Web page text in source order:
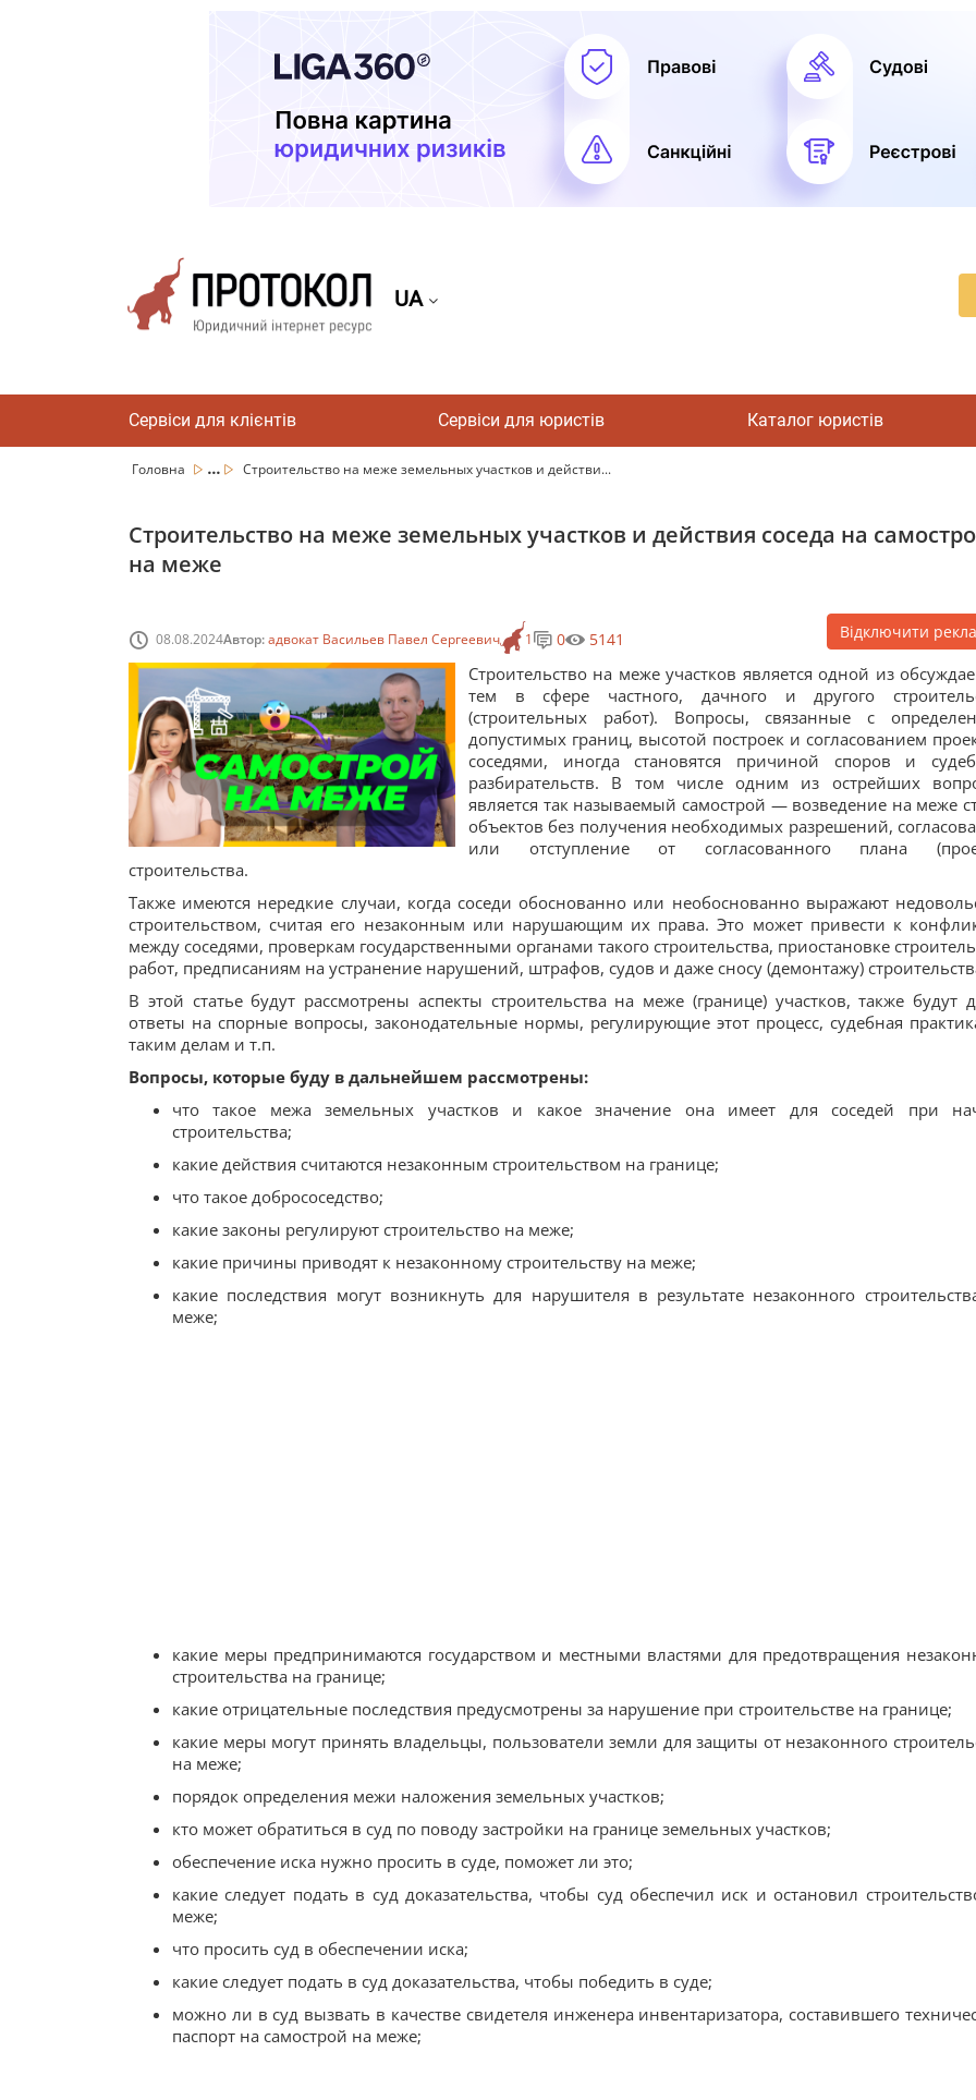
UA
Сервіси для клієнтів Сервіси для юристів Каталог юристів
Головна ... Строительство на меже земельных участков и действи...
Строительство на меже земельных участков и действия соседа на
на меже
08.08.2024Автор:адвокат Васильев Павел Сергеевич 1 0 5141 Відключити
Строительство на меже участков является одной из
тем в сфере частного, дачного и другого
(строительных работ). Вопросы, связанные с
допустимых границ, высотой построек и согласованием
соседями, иногда становятся причиной споров и
разбирательств. В том числе одним из острейших
является так называемый самострой — возведение на меже
объектов без получения необходимых разрешений,
или отступление от согласованного плана
строительства.
Также имеются нередкие случаи, когда соседи обоснованно или необоснованно выражают
строительством, считая его незаконным или нарушающим их права. Это может привести к
между соседями, проверкам государственными органами такого строительства, приостановке
работ, предписаниям на устранение нарушений, штрафов, судов и даже сносу (демонтажу)
В этой статье будут рассмотрены аспекты строительства на меже (границе) участков, также будут
ответы на спорные вопросы, законодательные нормы, регулирующие этот процесс, судебная
таким делам и т.п.
Вопросы, которые буду в дальнейшем рассмотрены:
что такое межа земельных участков и какое значение она имеет для соседей при
строительства;
какие действия считаются незаконным строительством на границе;
что такое добрососедство;
какие законы регулируют строительство на меже;
какие причины приводят к незаконному строительству на меже;
какие последствия могут возникнуть для нарушителя в результате незаконного
меже;
какие меры предпринимаются государством и местными властями для предотвращения
строительства на границе;
какие отрицательные последствия предусмотрены за нарушение при строительстве на границе;
какие меры могут принять владельцы, пользователи земли для защиты от незаконного
на меже;
порядок определения межи наложения земельных участков;
кто может обратиться в суд по поводу застройки на границе земельных участков;
обеспечение иска нужно просить в суде, поможет ли это;
какие следует подать в суд доказательства, чтобы суд обеспечил иск и остановил
меже;
что просить суд в обеспечении иска;
какие следует подать в суд доказательства, чтобы победить в суде;
можно ли в суд вызвать в качестве свидетеля инженера инвентаризатора, составившего
паспорт на самострой на меже;